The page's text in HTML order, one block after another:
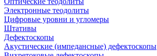
Электронные теодолиты
Цифровые уровни и угломеры
Штативы
Дефектоскопы
Акустические (импедансные) дефектоскопы